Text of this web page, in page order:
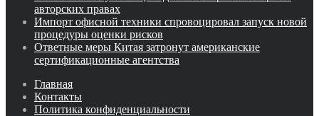
авторских правах
Импорт офисной техники спровоцировал запуск новой
процедуры оценки рисков
Ответные меры Китая затронут американские
сертификационные агентства
Главная
Контакты
Политика конфиденциальности